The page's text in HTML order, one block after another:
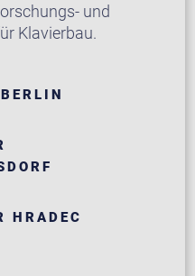
und
Klavierbau.
HRADEC